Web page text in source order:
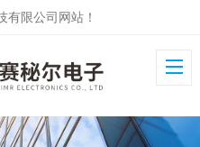
有限公司网站！